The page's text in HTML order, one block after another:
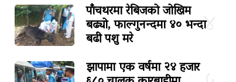
४
पाँचथरमा रेबिजको जोखिम
बढ्यो, फाल्गुनन्दमा ४० भन्दा
बढी पशु मरे
झापामा एक वर्षमा २४ हजार